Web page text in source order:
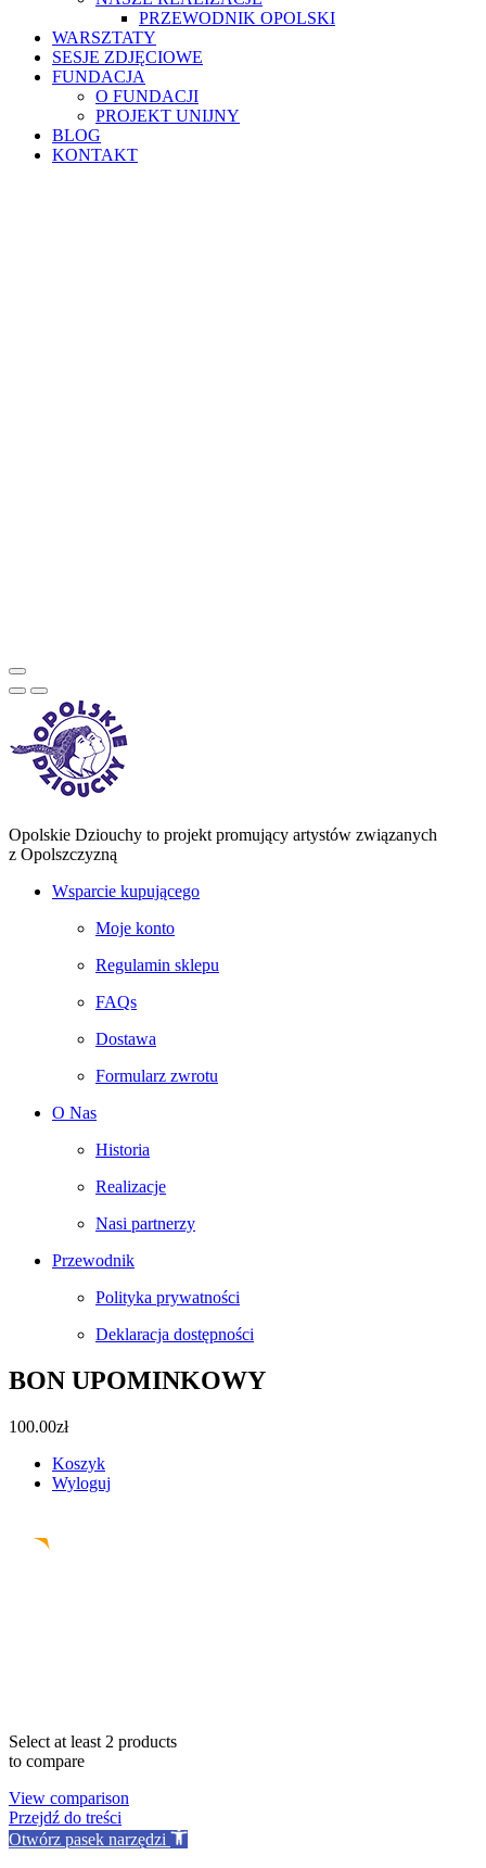
PRZEWODNIK OPOLSKI
WARSZTATY
SESJE ZDJĘCIOWE
FUNDACJA
O FUNDACJI
PROJEKT UNIJNY
BLOG
KONTAKT
Opolskie Dziouchy to projekt promujący artystów związanych
z Opolszczyzną
Wsparcie kupującego
Moje konto
Regulamin sklepu
FAQs
Dostawa
Formularz zwrotu
O Nas
Historia
Realizacje
Nasi partnerzy
Przewodnik
Polityka prywatności
Deklaracja dostępności
BON UPOMINKOWY
100.00zł
Koszyk
Wyloguj
Select at least 2 products
to compare
View comparison
Przejdź do treści
Otwórz pasek narzędzi